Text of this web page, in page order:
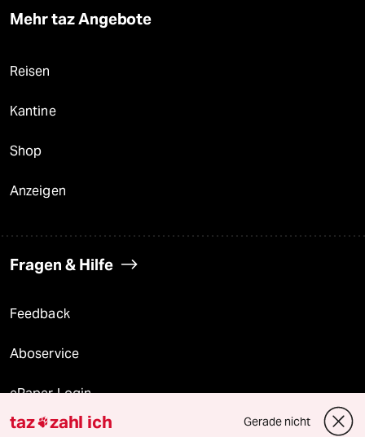
Mehr taz Angebote
Reisen
Kantine
Shop
Anzeigen
Fragen & Hilfe
Feedback
Aboservice
ePaper Login
Downloads für Abonnierende
taz zahl ich Gerade nicht